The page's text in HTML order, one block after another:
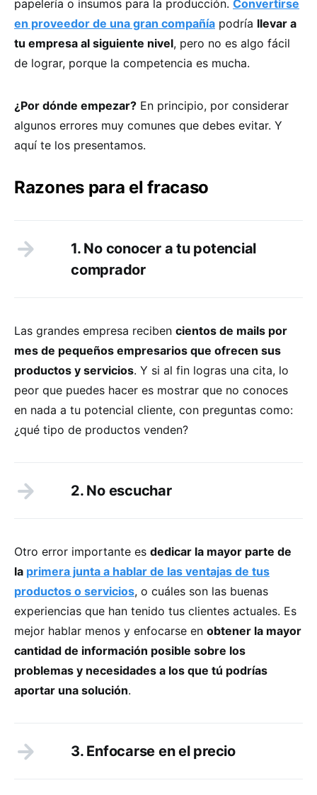
papelería o insumos para la producción. Convertirse
en proveedor de una gran compañía podría llevar a
tu empresa al siguiente nivel, pero no es algo fácil
de lograr, porque la competencia es mucha.
¿Por dónde empezar? En principio, por considerar
algunos errores muy comunes que debes evitar. Y
aquí te los presentamos.
Razones para el fracaso
1. No conocer a tu potencial
comprador
Las grandes empresa reciben cientos de mails por
mes de pequeños empresarios que ofrecen sus
productos y servicios. Y si al fin logras una cita, lo
peor que puedes hacer es mostrar que no conoces
en nada a tu potencial cliente, con preguntas como:
¿qué tipo de productos venden?
2. No escuchar
Otro error importante es dedicar la mayor parte de
la primera junta a hablar de las ventajas de tus
productos o servicios, o cuáles son las buenas
experiencias que han tenido tus clientes actuales. Es
mejor hablar menos y enfocarse en obtener la mayor
cantidad de información posible sobre los
problemas y necesidades a los que tú podrías
aportar una solución.
3. Enfocarse en el precio